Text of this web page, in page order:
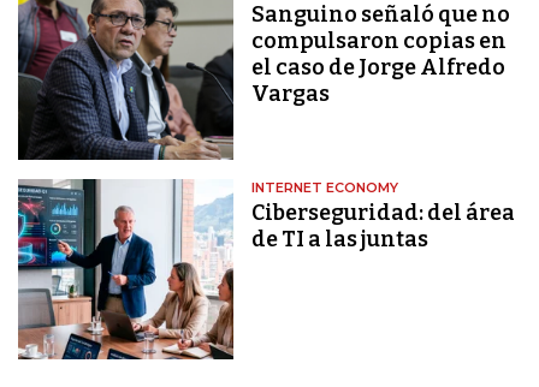
Sanguino señaló que no
compulsaron copias en
el caso de Jorge Alfredo
Vargas
INTERNET ECONOMY
Ciberseguridad: del área
de TI a las juntas